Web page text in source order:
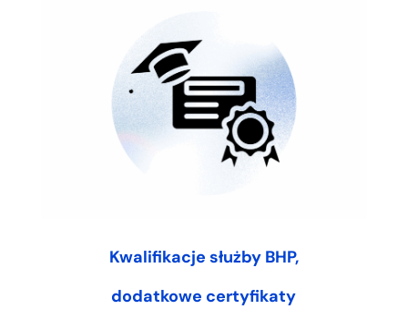
Kwalifikacje służby BHP,
dodatkowe certyfikaty